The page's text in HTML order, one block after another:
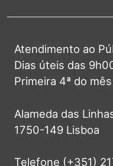
Atendimento ao
Dias úteis das
Primeira 4ª do
Alameda das
1750-149 Lisboa
Telefone (+351)